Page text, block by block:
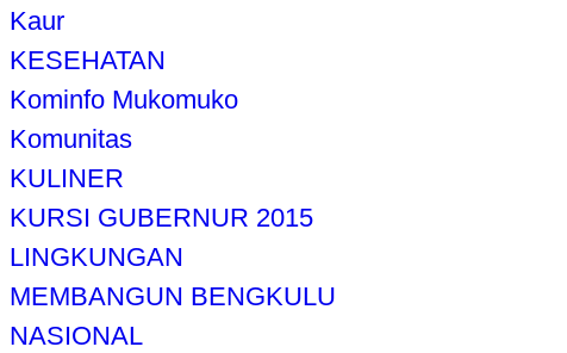
Kaur
KESEHATAN
Kominfo Mukomuko
Komunitas
KULINER
KURSI GUBERNUR 2015
LINGKUNGAN
MEMBANGUN BENGKULU
NASIONAL